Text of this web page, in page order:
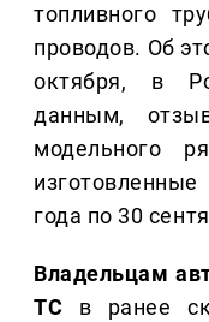
топливного
проводов. Об
октября, в
данным,
модельного
года по 30
Владельцам
ТС в ранее